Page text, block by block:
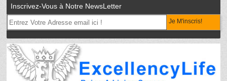
Inscrivez-Vous à Notre NewsLetter
Je M'inscris!